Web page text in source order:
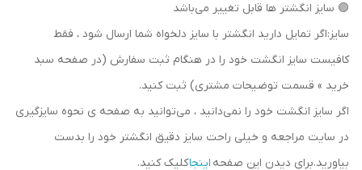
🟣 سایز انگشتر ها قابل تغییر می‌باشد
سایز:اگر تمایل دارید انگشتر با سایز دلخواه شما ارسال شود ، فقط
کافیست سایز انگشت خود را در هنگام ثبت سفارش (در صفحه سبد
خرید » قسمت توضیحات مشتری) ثبت کنید.
اگر سایز انگشت خود را نمی‌دانید ، می‌توانید به صفحه ی نحوه سایزگیری
در سایت مراجعه و خیلی راحت سایز دقیق انگشتر خود را بدست
بیاورید.برای دیدن این صفحه اینجاکلیک کنید.